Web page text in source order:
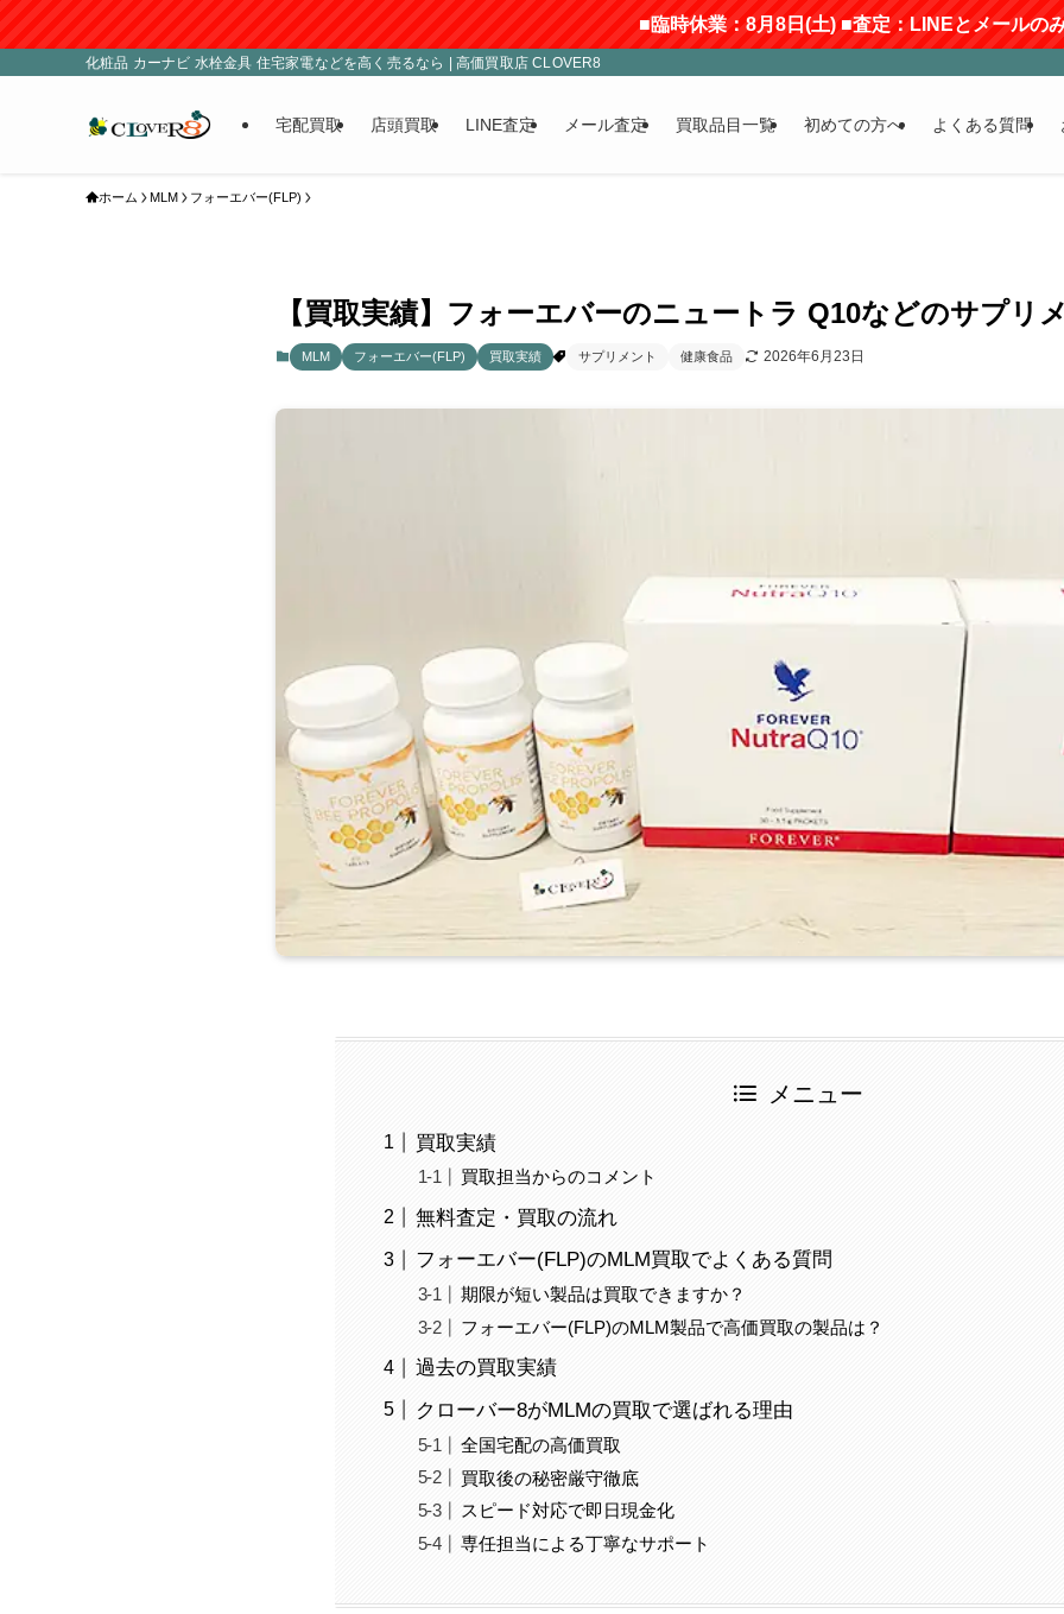
■臨時休業：8月8日(土) ■査定：LINEとメールのみ受付(返信には
化粧品 カーナビ 水栓金具 住宅家電などを高く売るなら | 高価買取店 CLOVER8
宅配買取 店頭買取 LINE査定 メール査定 買取品目一覧 初めての方へ よくある質問
ホーム MLM フォーエバー(FLP)
【買取実績】フォーエバーのニュートラ Q10などのサプリ
MLM フォーエバー(FLP) 買取実績 サプリメント 健康食品 2026年6月23日
メニュー
買取実績
買取担当からのコメント
無料査定・買取の流れ
フォーエバー(FLP)のMLM買取でよくある質問
期限が短い製品は買取できますか？
フォーエバー(FLP)のMLM製品で高価買取の製品は？
過去の買取実績
クローバー8がMLMの買取で選ばれる理由
全国宅配の高価買取
買取後の秘密厳守徹底
スピード対応で即日現金化
専任担当による丁寧なサポート